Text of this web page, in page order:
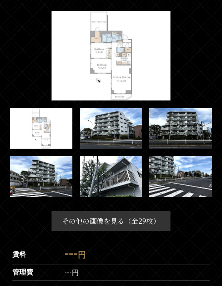
その他の画像を見る（全29枚）
賃料 --- 円
管理費 ---円